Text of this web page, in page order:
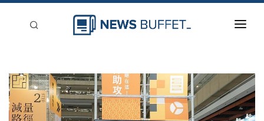
新聞稿分類
登入